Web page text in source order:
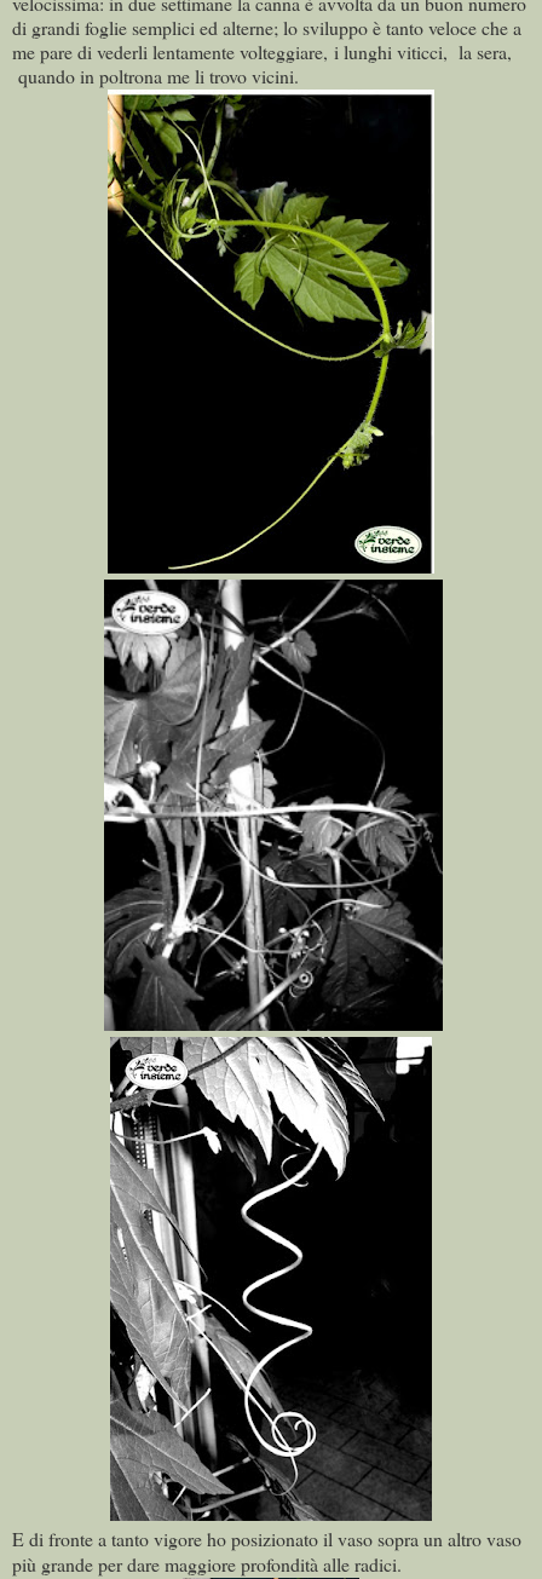
di grandi foglie semplici ed alterne; lo sviluppo è tanto veloce che a
me pare di vederli lentamente volteggiare, i lunghi viticci, la sera,
quando in poltrona me li trovo vicini.
E di fronte a tanto vigore ho posizionato il vaso sopra un altro vaso
più grande per dare maggiore profondità alle radici.